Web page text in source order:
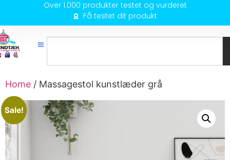
Over 1.000 produkter testet og vurderet
Få testet dit produkt
Home / Massagestol kunstlæder grå
Sale!